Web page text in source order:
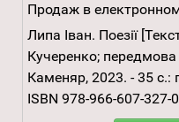
Продаж в
Липа Іван. Поезії
Кучеренко; передмова
Каменяр, 2023. - 35 с.:
ISBN 978-966-607-327-0